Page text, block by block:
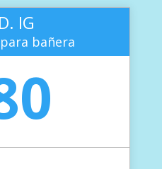
IG
bañera